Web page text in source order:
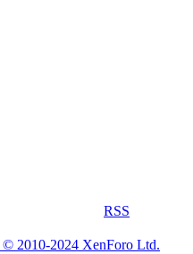
RSS
© 2010-2024 XenForo Ltd.